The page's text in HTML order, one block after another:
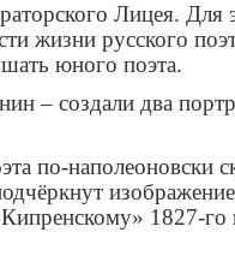
Лицея. Для
жизни русского
юного поэта.
– создали два
по-наполеоновски
1827-го